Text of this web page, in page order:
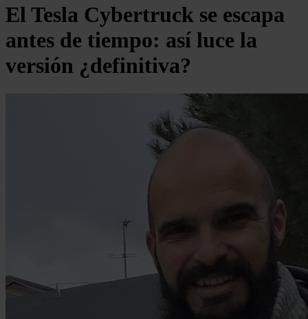
El Tesla Cybertruck se escapa
antes de tiempo: así luce la
versión ¿definitiva?